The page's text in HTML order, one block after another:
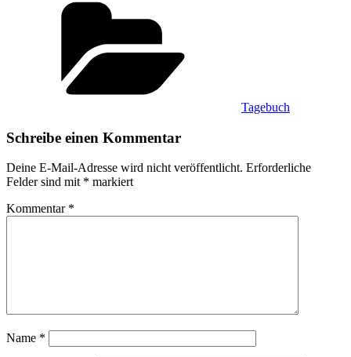
Tagebuch
Schreibe einen Kommentar
Deine E-Mail-Adresse wird nicht veröffentlicht. Erforderliche
Felder sind mit * markiert
Kommentar *
Name *